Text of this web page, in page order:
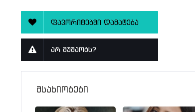
ფავორიტებში დამატება
არ მუშაობს?
მსახიობები